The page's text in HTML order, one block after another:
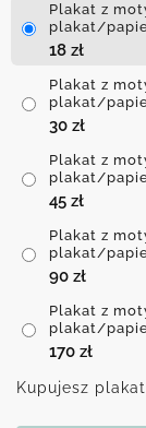
Plakat z
plakat/
18 zł
Plakat z
plakat/
30 zł
Plakat z
plakat/
45 zł
Plakat z
plakat/
90 zł
Plakat z
plakat/
170 zł
Kupujesz